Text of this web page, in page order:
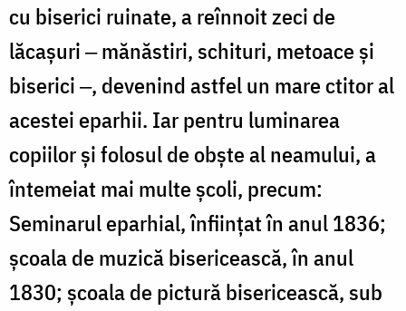
cu biserici ruinate, a reînnoit zeci de
lăcaşuri ‒ mănăstiri, schituri, metoace şi
biserici ‒, devenind astfel un mare ctitor al
acestei eparhii. Iar pentru luminarea
copiilor şi folosul de obşte al neamului, a
întemeiat mai multe şcoli, precum:
Seminarul eparhial, înfiinţat în anul 1836;
şcoala de muzică bisericească, în anul
1830; şcoala de pictură bisericească, sub